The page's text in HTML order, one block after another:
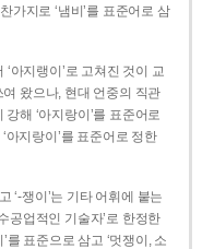
가지로 ‘냄비’를 표준어로 삼
‘아지랭이’로 고쳐진 것이 교
여 왔으나, 현대 언중의 직관
해 ‘아지랑이’를 표준어로
아지랑이’를 표준어로 정한
‘-쟁이’는 기타 어휘에 붙는
공업적인 기술자’로 한정한
를 표준으로 삼고 ‘멋쟁이, 소